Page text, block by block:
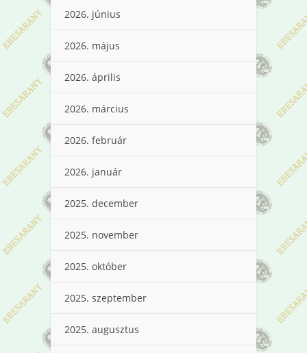
2026. június
2026. május
2026. április
2026. március
2026. február
2026. január
2025. december
2025. november
2025. október
2025. szeptember
2025. augusztus